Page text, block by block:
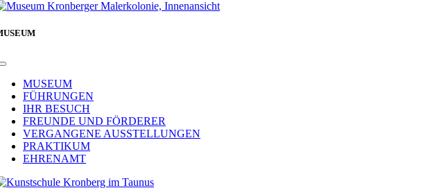
Toggle
NavigationMUSEUM
FÜHRUNGEN
IHR BESUCH
FREUNDE UND FÖRDERER
VERGANGENE AUSSTELLUNGEN
PRAKTIKUM
EHRENAMT